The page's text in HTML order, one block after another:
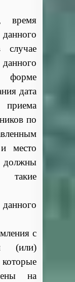
время
дата
по
место
должны
такие
с
(или)
на